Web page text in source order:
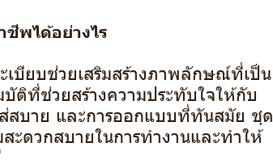
ชีพได้อย่างไร
เบียบช่วยเสริมสร้างภาพลักษณ์ที่เป็น
ที่ช่วยสร้างความประทับใจให้กับ
สบาย และการออกแบบที่ทันสมัย ชุด
ดวกสบายในการทำงานและทำให้